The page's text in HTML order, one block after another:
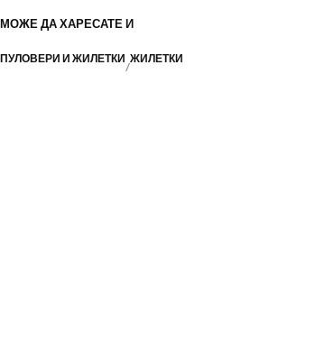
МОЖЕ ДА ХАРЕСАТЕ И
ПУЛОВЕРИ И ЖИЛЕТКИ ЖИЛЕТКИ